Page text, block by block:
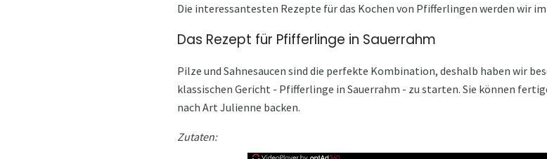
Die interessantesten Rezepte für das Kochen von Pfifferlingen werden wir
Das Rezept für Pfifferlinge in Sauerrahm
Pilze und Sahnesaucen sind die perfekte Kombination, deshalb haben wir
klassischen Gericht - Pfifferlinge in Sauerrahm - zu starten. Sie können
nach Art Julienne backen.
Zutaten: